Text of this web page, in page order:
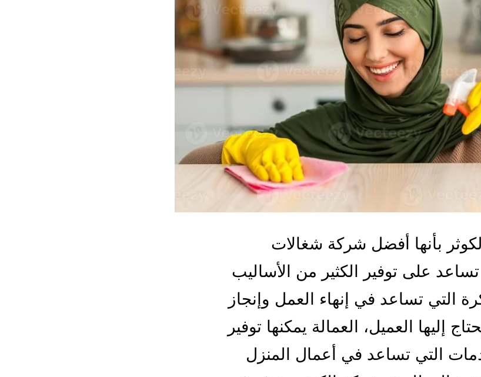
بأنها أفضل شركة شغالات
على توفير الكثير من الأساليب
التي تساعد في إنهاء العمل وإنجاز
إليها العميل، العمالة يمكنها توفير
التي تساعد في أعمال المنزل